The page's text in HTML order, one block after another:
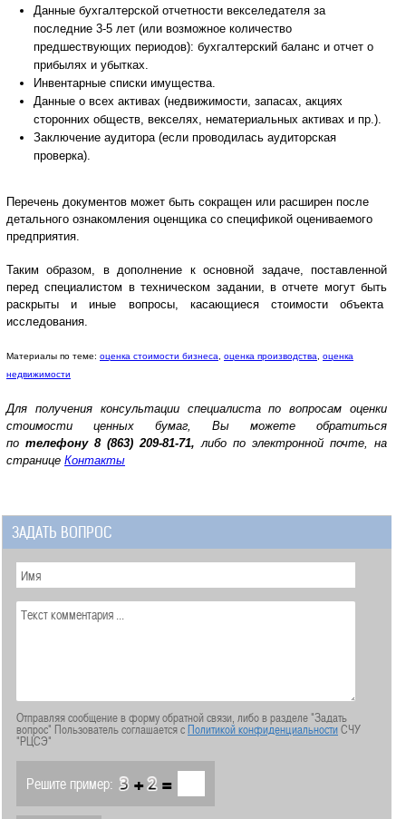
Данные бухгалтерской отчетности векселедателя за
последние 3-5 лет (или возможное количество
предшествующих периодов): бухгалтерский баланс и отчет о
прибылях и убытках.
Инвентарные списки имущества.
Данные о всех активах (недвижимости, запасах, акциях
сторонних обществ, векселях, нематериальных активах и пр.).
Заключение аудитора (если проводилась аудиторская
проверка).
Перечень документов может быть сокращен или расширен после
детального ознакомления оценщика со спецификой оцениваемого
предприятия.
Таким образом, в дополнение к основной задаче, поставленной
перед специалистом в техническом задании, в отчете могут быть
раскрыты и иные вопросы, касающиеся стоимости объекта
исследования.
Материалы по теме: оценка стоимости бизнеса оценка производства
оценка
недвижимости
Для получения консультации специалиста по вопросам оценки
стоимости ценных бумаг, Вы можете обратиться
по телефону 8 (863) 209-81-71, либо по электронной почте, на
странице Контакты
ЗАДАТЬ ВОПРОС
Отправляя сообщение в форму обратной связи, либо в разделе "Задать
вопрос" Пользователь соглашается сПолитикой конфиденциальностиСЧУ
"РЦСЭ"
Решите пример: + =